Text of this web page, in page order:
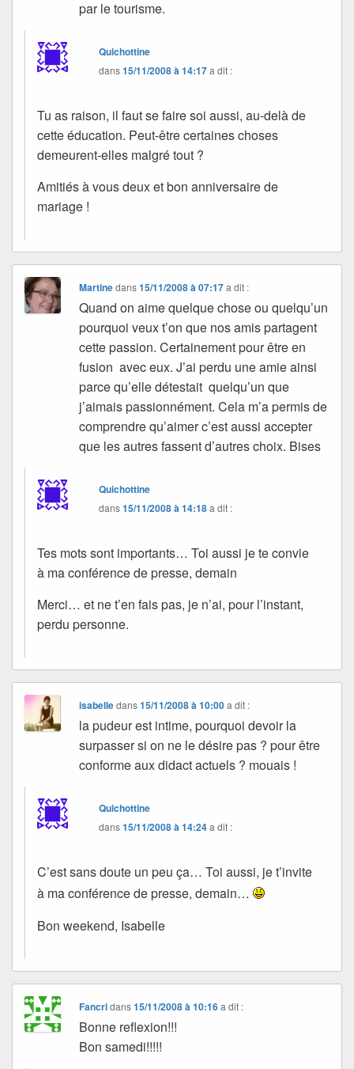
par le tourisme.
Quichottine
dans15/11/2008 à 14:17a dit :
Tu as raison, il faut se faire soi aussi, au-delà de
cette éducation. Peut-être certaines choses
demeurent-elles malgré tout ?
Amitiés à vous deux et bon anniversaire de
mariage !
Martinedans15/11/2008 à 07:17 a dit :
Quand on aime quelque chose ou quelqu’un
pourquoi veux t’on que nos amis partagent
cette passion. Certainement pour être en
fusion avec eux. J’ai perdu une amie ainsi
parce qu’elle détestait quelqu’un que
j’aimais passionnément. Cela m’a permis de
comprendre qu’aimer c’est aussi accepter
que les autres fassent d’autres choix. Bises
Quichottine
dans15/11/2008 à 14:18a dit :
Tes mots sont importants… Toi aussi je te convie
à ma conférence de presse, demain
Merci… et ne t’en fais pas, je n’ai, pour l’instant,
perdu personne.
isabelledans15/11/2008 à 10:00 a dit :
la pudeur est intime, pourquoi devoir la
surpasser si on ne le désire pas ? pour être
conforme aux didact actuels ? mouais !
Quichottine
dans15/11/2008 à 14:24a dit :
C’est sans doute un peu ça… Toi aussi, je t’invite
à ma conférence de presse, demain…
Bon weekend, Isabelle
Fancridans15/11/2008 à 10:16 a dit :
Bonne reflexion!!!
Bon samedi!!!!!